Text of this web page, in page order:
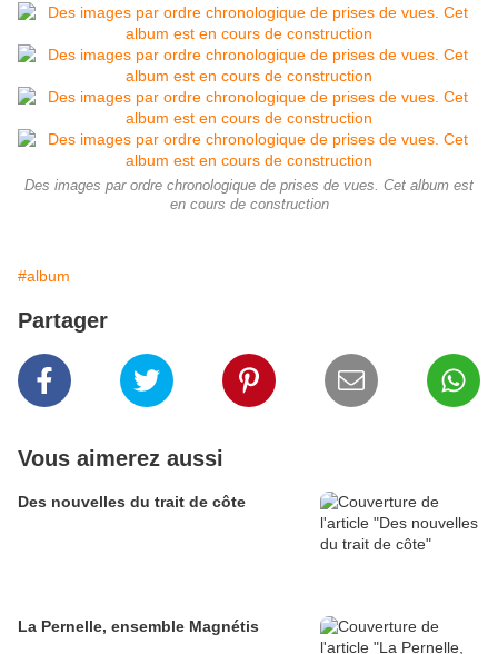
Des images par ordre chronologique de prises de vues. Cet album est
en cours de construction
#album
Partager
Vous aimerez aussi
Des nouvelles du trait de côte
La Pernelle, ensemble Magnétis